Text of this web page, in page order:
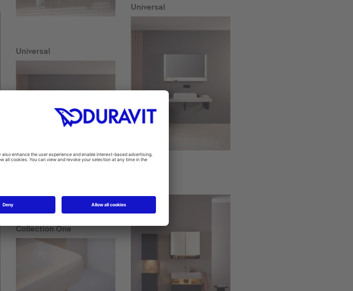
Universal
Collection One
Universal